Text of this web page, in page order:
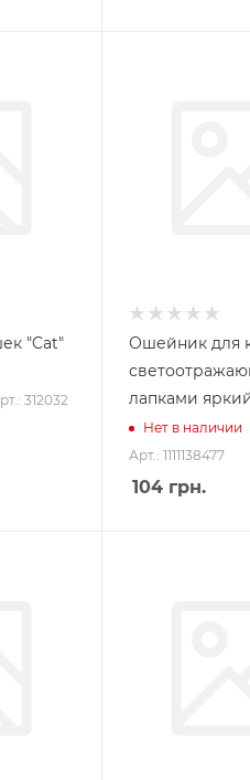
"Cat"
312032
Ошейник для
лапками
Нет в наличии
Арт.: 1111138477
104грн.